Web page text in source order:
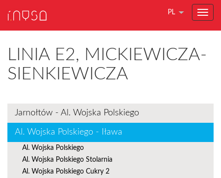
PL
LINIA E2, MICKIEWICZA-
SIENKIEWICZA
Jarnołtów - Al. Wojska Polskiego
Al. Wojska Polskiego - Iława
Al. Wojska Polskiego
Al. Wojska Polskiego Stolarnia
Al. Wojska Polskiego Cukry 2